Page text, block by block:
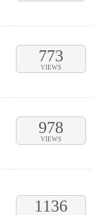
773
VIEWS
978
VIEWS
1136